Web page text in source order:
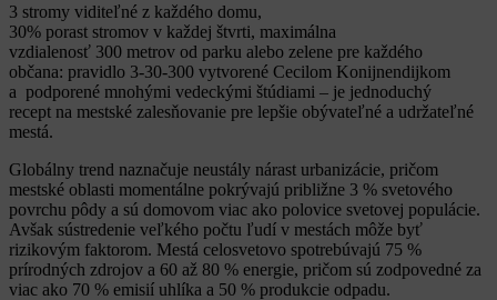
3 stromy viditeľné z každého domu,
30% porast stromov v každej štvrti, maximálna
vzdialenosť 300 metrov od parku alebo zelene pre každého
občana: pravidlo 3-30-300 vytvorené Cecilom Konijnendijkom
a podporené mnohými vedeckými štúdiami – je jednoduchý
recept na mestské zalesňovanie pre lepšie obývateľné a udržateľné
mestá.
Globálny trend naznačuje neustály nárast urbanizácie, pričom
mestské oblasti momentálne pokrývajú približne 3 % svetového
povrchu pôdy a sú domovom viac ako polovice svetovej populácie.
Avšak sústredenie veľkého počtu ľudí v mestách môže byť
rizikovým faktorom. Mestá celosvetovo spotrebúvajú 75 %
prírodných zdrojov a 60 až 80 % energie, pričom sú zodpovedné za
viac ako 70 % emisií uhlíka a 50 % produkcie odpadu.